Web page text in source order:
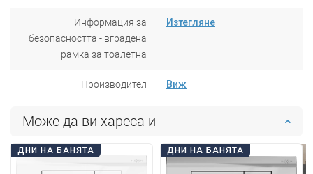
Информация за
безопасността - вградена
рамка за тоалетна
Изтегляне
Производител Виж
Може да ви хареса и
ДНИ НА БАНЯТА ДНИ НА БАНЯТА